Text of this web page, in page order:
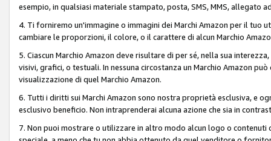
esempio, in qualsiasi materiale stampato, posta, SMS, MMS,
4. Ti forniremo un'immagine o immagini dei Marchi Amazon per il tuo
cambiare le proporzioni, il colore, o il carattere di alcun Marchio
5. Ciascun Marchio Amazon deve risultare di per sé, nella sua
visivi, grafici, o testuali. In nessuna circostanza un Marchio Amazon
visualizzazione di quel Marchio Amazon.
6. Tutti i diritti sui Marchi Amazon sono nostra proprietà esclusiva, e
esclusivo beneficio. Non intraprenderai alcuna azione che sia in
7. Non puoi mostrare o utilizzare in altro modo alcun logo o